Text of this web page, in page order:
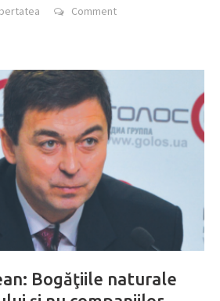
Comment
Bogăţiile naturale